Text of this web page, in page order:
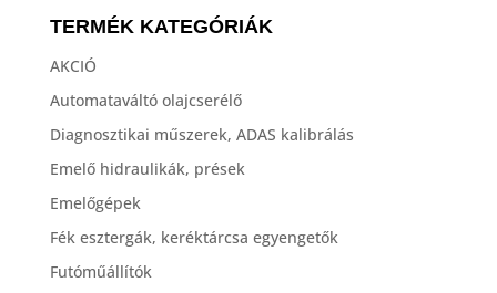
TERMÉK KATEGÓRIÁK
AKCIÓ
Automataváltó olajcserélő
Diagnosztikai műszerek, ADAS kalibrálás
Emelő hidraulikák, prések
Emelőgépek
Fék esztergák, keréktárcsa egyengetők
Futóműállítók